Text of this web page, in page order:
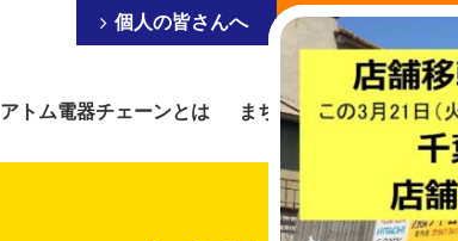
アトム電器チェーンとは まちの電器屋にできるこ
個人の皆さんへ 事業を営まれて